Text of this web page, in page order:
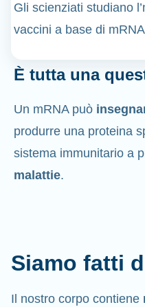
Gli scienziati studiano
vaccini a base di
È tutta una
Un mRNA può
produrre una proteina
sistema immunitario a
malattie.
Siamo fatti
Il nostro corpo contiene